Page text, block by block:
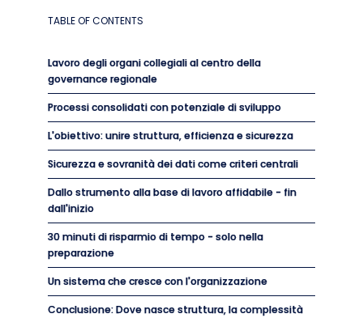
TABLE OF CONTENTS
Lavoro degli organi collegiali al centro della
governance regionale
Processi consolidati con potenziale di sviluppo
L'obiettivo: unire struttura, efficienza e sicurezza
Sicurezza e sovranità dei dati come criteri centrali
Dallo strumento alla base di lavoro affidabile - fin
dall'inizio
30 minuti di risparmio di tempo - solo nella
preparazione
Un sistema che cresce con l'organizzazione
Conclusione: Dove nasce struttura, la complessità